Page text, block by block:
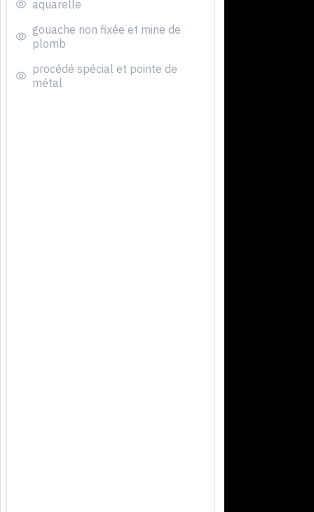
aquarelle
gouache non fixée et mine de
plomb
procédé spécial et pointe de
métal